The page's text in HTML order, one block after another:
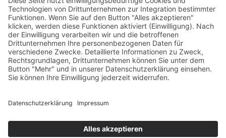
Versandpartner
Verfügbarkeiten
Zahlung und Versand
Datenschutz
Fernabsatz
Widerrufsrecht MS
Widerrufsrecht bei Reparatur
Kontakt